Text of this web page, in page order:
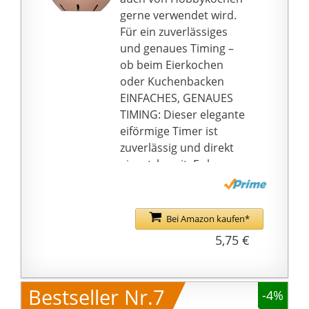
Fitnesstraining, Kochen
(z. B. Eieruhr), Spiele
und Aktivitäten im
Klassenzimmer (für
Lehrer, Schüler, Kinder
usw.)
Tragbar und kompakt
Leicht zu verstauen und
zu tragen, einfach und
leicht zum Kochen
Hinweis: Batterie nicht
enthalten
gerne verwendet wird.
Für ein zuverlässiges
und genaues Timing –
ob beim Eierkochen
oder Kuchenbacken
EINFACHES, GENAUES
TIMING: Dieser elegante
eiförmige Timer ist
zuverlässig und direkt
einsatzbereit. Er kann
auf bis zu 60 Minuten
gibt einen langen,
lauten Klingelton von
TRADITIONELLER TIMER
MIT MODERNEM
Bei Amazon kaufen*
5,75 €
Bestseller Nr.7 -4%